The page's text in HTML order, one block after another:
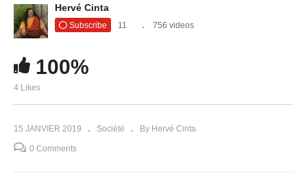
ignorent son existence !
Hervé Cinta
Subscribe 11 756 videos
100%
4 Likes
15 JANVIER 2019 Société By Hervé Cinta
0 Comments